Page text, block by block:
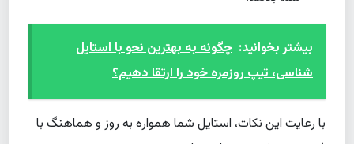
بیشتر بخوانید: چگونه به بهترین نحو با استایل
شناسی، تیپ روزمره خود را ارتقا دهیم؟
با رعایت این نکات، استایل شما همواره به روز و هماهنگ با